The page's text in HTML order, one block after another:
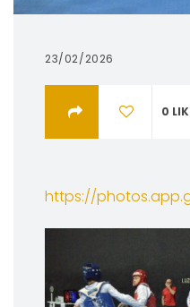
23/02/2026
0
https://